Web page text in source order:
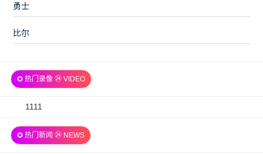
勇士
比尔
✪ 热门录像 ㉔ VIDEO
2026-
06
1111
✪ 热门新闻 ㉔ NEWS